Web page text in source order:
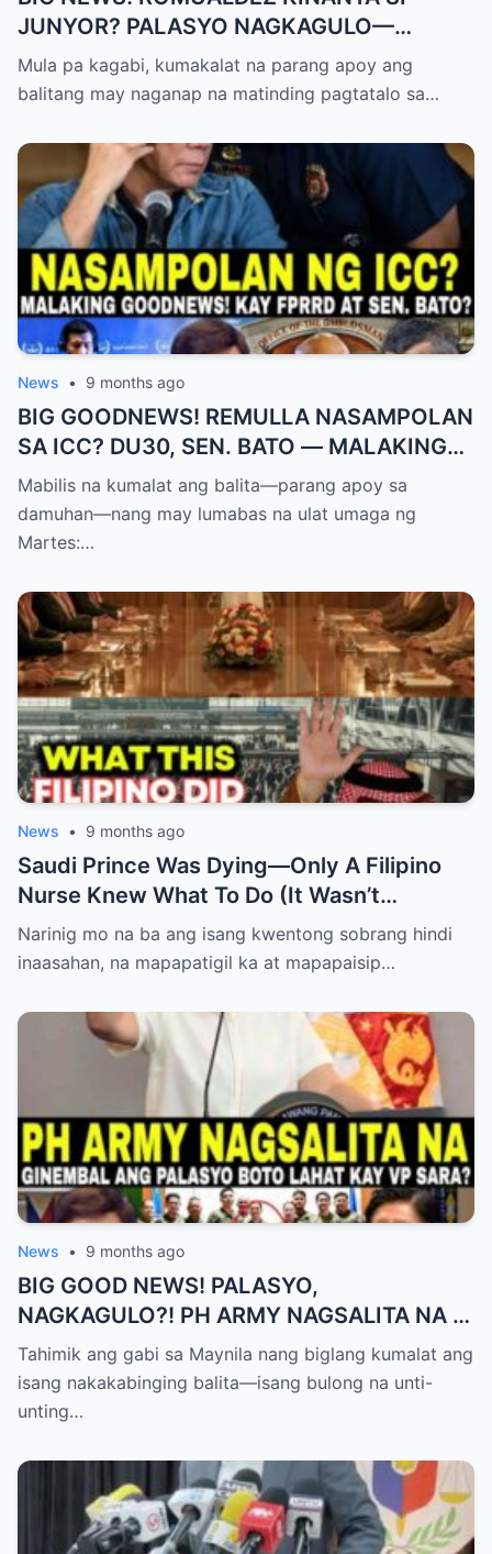
JUNYOR? PALASYO NAGKAGULO—
OMBUDSMAN NA-SHOCKED?
Mula pa kagabi, kumakalat na parang apoy ang
balitang may naganap na matinding pagtatalo sa…
News • 9 months ago
BIG GOODNEWS! REMULLA NASAMPOLAN
SA ICC? DU30, SEN. BATO — MALAKING
PASABOG! “INTERIM RELEASE,” TOTOO
BA?
Mabilis na kumalat ang balita—parang apoy sa
damuhan—nang may lumabas na ulat umaga ng
Martes:…
News • 9 months ago
Saudi Prince Was Dying—Only A Filipino
Nurse Knew What To Do (It Wasn’t
Medicine)
Narinig mo na ba ang isang kwentong sobrang hindi
inaasahan, na mapapatigil ka at mapapaisip…
News • 9 months ago
BIG GOOD NEWS! PALASYO,
NAGKAGULO?! PH ARMY NAGSALITA NA —
BOTO LAHAT KAY VP SARA BILANG NEXT
PRESIDENT?
Tahimik ang gabi sa Maynila nang biglang kumalat ang
isang nakakabinging balita—isang bulong na unti-
unting…